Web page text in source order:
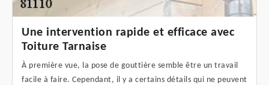
Une intervention rapide et efficace avec
Toiture Tarnaise
À première vue, la pose de gouttière semble être un travail
facile à faire. Cependant, il y a certains détails qui ne peuvent